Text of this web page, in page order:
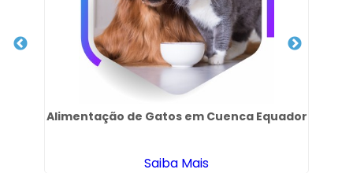
Alimentação de Gatos em Cuenca Equador
Saiba Mais